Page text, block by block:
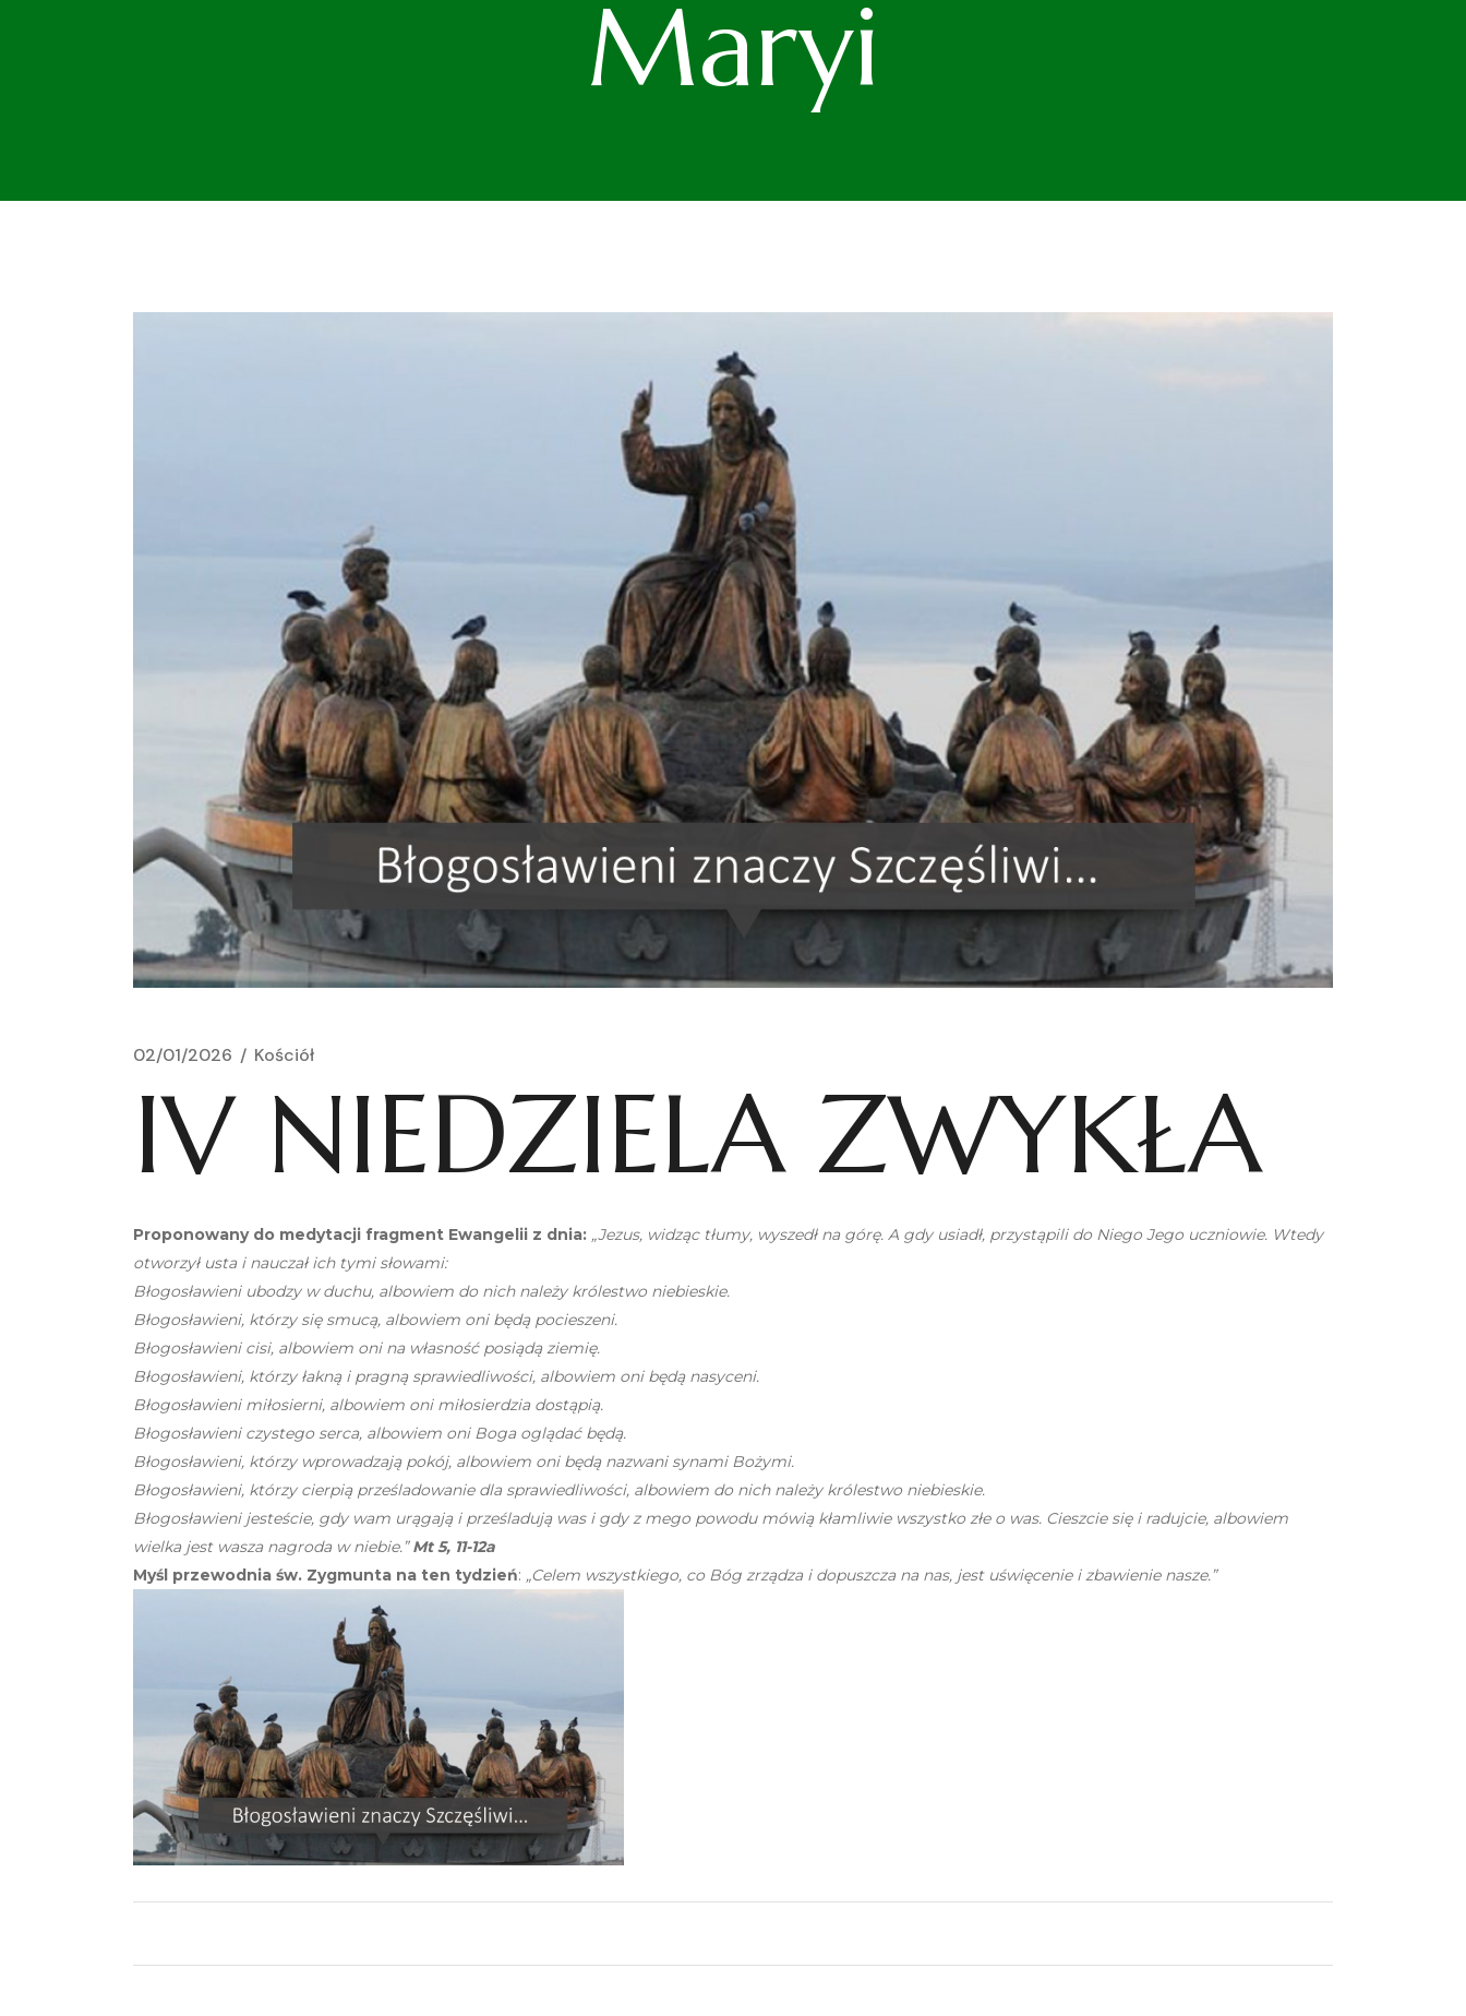
Maryi
02/01/2026 Kościół
IV NIEDZIELA ZWYKŁA
Proponowany do medytacji fragment Ewangelii z dnia: „Jezus, widząc tłumy, wyszedł na górę. A gdy usiadł, przystąpili do Niego Jego uczniowie. Wtedy
otworzył usta i nauczał ich tymi słowami:
Błogosławieni ubodzy w duchu, albowiem do nich należy królestwo niebieskie.
Błogosławieni, którzy się smucą, albowiem oni będą pocieszeni.
Błogosławieni cisi, albowiem oni na własność posiądą ziemię.
Błogosławieni, którzy łakną i pragną sprawiedliwości, albowiem oni będą nasyceni.
Błogosławieni miłosierni, albowiem oni miłosierdzia dostąpią.
Błogosławieni czystego serca, albowiem oni Boga oglądać będą.
Błogosławieni, którzy wprowadzają pokój, albowiem oni będą nazwani synami Bożymi.
Błogosławieni, którzy cierpią prześladowanie dla sprawiedliwości, albowiem do nich należy królestwo niebieskie.
Błogosławieni jesteście, gdy wam urągają i prześladują was i gdy z mego powodu mówią kłamliwie wszystko złe o was. Cieszcie się i radujcie, albowiem
wielka jest wasza nagroda w niebie.”Mt 5, 11-12a
Myśl przewodnia św. Zygmunta na ten tydzień: „Celem wszystkiego, co Bóg zrządza i dopuszcza na nas, jest uświęcenie i zbawienie nasze.”